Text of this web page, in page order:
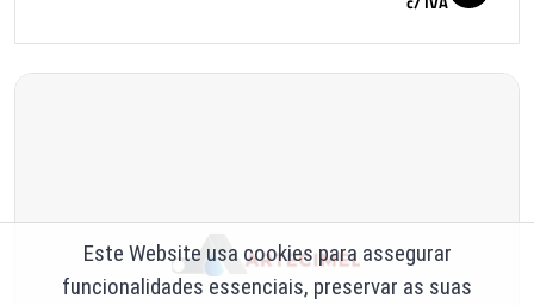
Este Website usa cookies para assegurar
funcionalidades essenciais, preservar as suas